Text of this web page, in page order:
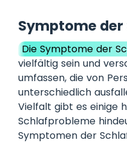
Symptome
Die Symptome der
vielfältig sein und
umfassen, die von
unterschiedlich
Vielfalt gibt es einige
Schlafprobleme
Symptomen der